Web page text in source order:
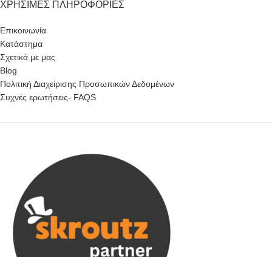
ΧΡΉΣΙΜΕΣ ΠΛΗΡΟΦΟΡΊΕΣ
Επικοινωνία
Κατάστημα
Σχετικά με μας
Blog
Πολιτική Διαχείρισης Προσωπικών Δεδομένων
Συχνές ερωτήσεις- FAQS